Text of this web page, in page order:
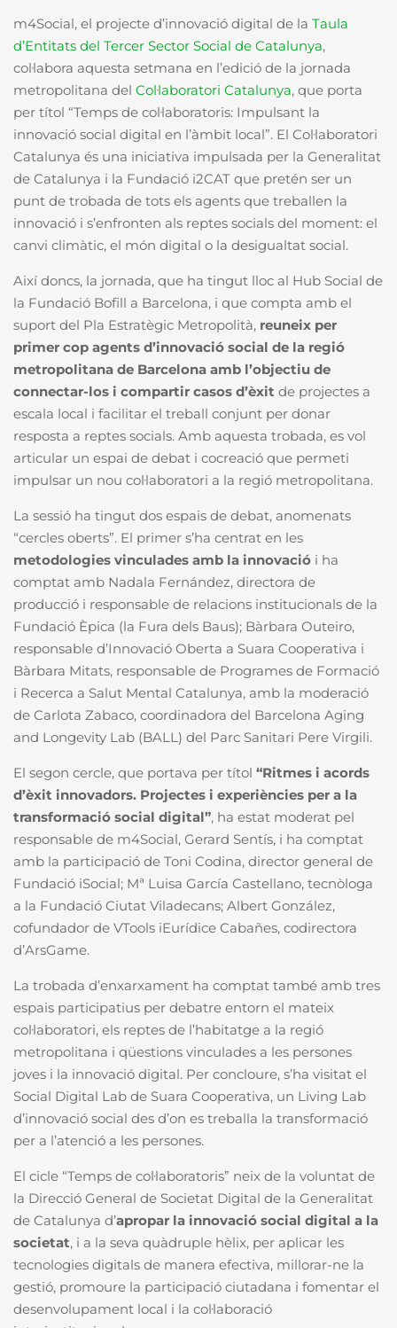
m4Social, el projecte d’innovació digital de la Taula
d’Entitats del Tercer Sector Social de Catalunya,
col·labora aquesta setmana en l’edició de la jornada
metropolitana del Col·laboratori Catalunya, que porta
per títol “Temps de col·laboratoris: Impulsant la
innovació social digital en l’àmbit local”. El Col·laboratori
Catalunya és una iniciativa impulsada per la Generalitat
de Catalunya i la Fundació i2CAT que pretén ser un
punt de trobada de tots els agents que treballen la
innovació i s’enfronten als reptes socials del moment: el
canvi climàtic, el món digital o la desigualtat social.
Així doncs, la jornada, que ha tingut lloc al Hub Social de
la Fundació Bofill a Barcelona, i que compta amb el
suport del Pla Estratègic Metropolità, reuneix per
primer cop agents d’innovació social de la regió
metropolitana de Barcelona amb l’objectiu de
connectar-los i compartir casos d’èxit de projectes a
escala local i facilitar el treball conjunt per donar
resposta a reptes socials. Amb aquesta trobada, es vol
articular un espai de debat i cocreació que permeti
impulsar un nou col·laboratori a la regió metropolitana.
La sessió ha tingut dos espais de debat, anomenats
“cercles oberts”. El primer s’ha centrat en les
metodologies vinculades amb la innovació i ha
comptat amb Nadala Fernández, directora de
producció i responsable de relacions institucionals de la
Fundació Èpica (la Fura dels Baus); Bàrbara Outeiro,
responsable d’Innovació Oberta a Suara Cooperativa i
Bàrbara Mitats, responsable de Programes de Formació
i Recerca a Salut Mental Catalunya, amb la moderació
de Carlota Zabaco, coordinadora del Barcelona Aging
and Longevity Lab (BALL) del Parc Sanitari Pere Virgili.
El segon cercle, que portava per títol “Ritmes i acords
d’èxit innovadors. Projectes i experiències per a la
transformació social digital”, ha estat moderat pel
responsable de m4Social, Gerard Sentís, i ha comptat
amb la participació de Toni Codina, director general de
Fundació iSocial; Mª Luisa García Castellano, tecnòloga
a la Fundació Ciutat Viladecans; Albert González,
cofundador de VTools iEurídice Cabañes, codirectora
d’ArsGame.
La trobada d’enxarxament ha comptat també amb tres
espais participatius per debatre entorn el mateix
col·laboratori, els reptes de l’habitatge a la regió
metropolitana i qüestions vinculades a les persones
joves i la innovació digital. Per concloure, s’ha visitat el
Social Digital Lab de Suara Cooperativa, un Living Lab
d’innovació social des d’on es treballa la transformació
per a l’atenció a les persones.
El cicle “Temps de col·laboratoris” neix de la voluntat de
la Direcció General de Societat Digital de la Generalitat
de Catalunya d’apropar la innovació social digital a la
societat, i a la seva quàdruple hèlix, per aplicar les
tecnologies digitals de manera efectiva, millorar-ne la
gestió, promoure la participació ciutadana i fomentar el
desenvolupament local i la col·laboració